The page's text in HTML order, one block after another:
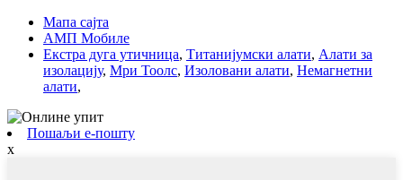
Мапа сајта
АМП Мобиле
Екстра дуга утичница, Титанијумски алати, Алати за
изолацију, Мри Тоолс, Изоловани алати, Немагнетни
алати,
Пошаљи е-пошту
x